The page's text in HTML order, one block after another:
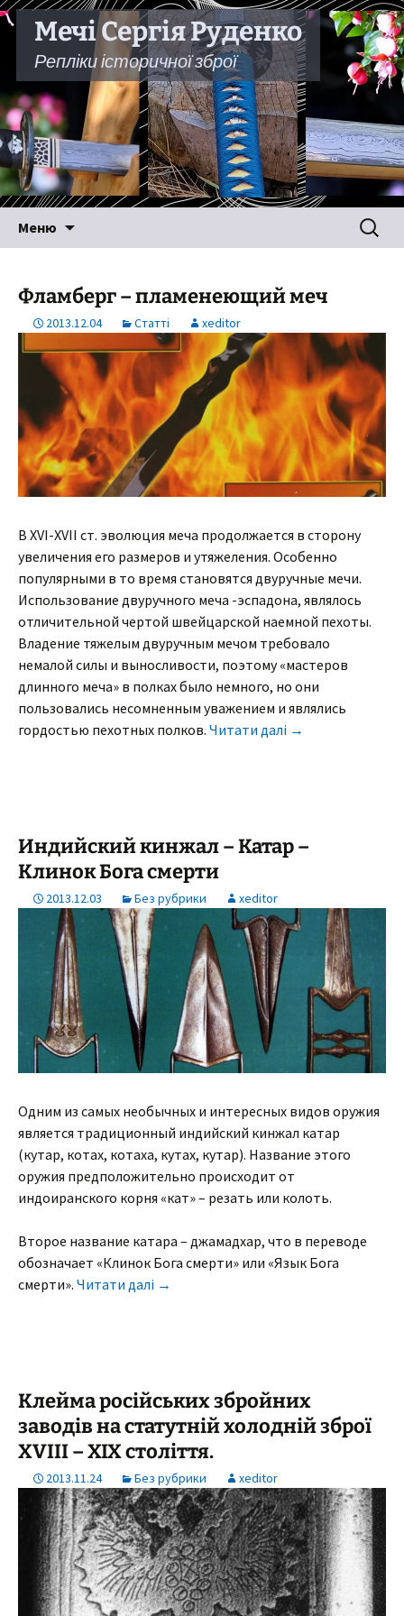
Мечі Сергія Руденко
Репліки історичної зброї
Меню Пошук:
Фламберг – пламенеющий меч
2013.12.04 Статті xeditor
В XVI-XVII ст. эволюция меча продолжается в сторону
увеличения его размеров и утяжеления. Особенно
популярными в то время становятся двуручные мечи.
Использование двуручного меча -эспадона, являлось
отличительной чертой швейцарской наемной пехоты.
Владение тяжелым двуручным мечом требовало
немалой силы и выносливости, поэтому «мастеров
длинного меча» в полках было немного, но они
пользовались несомненным уважением и являлись
гордостью пехотных полков. Читати далі →
Индийский кинжал – Катар –
Клинок Бога смерти
2013.12.03 Без рубрики xeditor
Одним из самых необычных и интересных видов оружия
является традиционный индийский кинжал катар
(кутар, котах, котаха, кутах, кутар). Название этого
оружия предположительно происходит от
индоиранского корня «кат» – резать или колоть.
Второе название катара – джамадхар, что в переводе
обозначает «Клинок Бога смерти» или «Язык Бога
смерти». Читати далі →
Клейма російських збройних
заводів на статутній холодній зброї
ХVІІІ – ХІХ століття.
2013.11.24 Без рубрики xeditor